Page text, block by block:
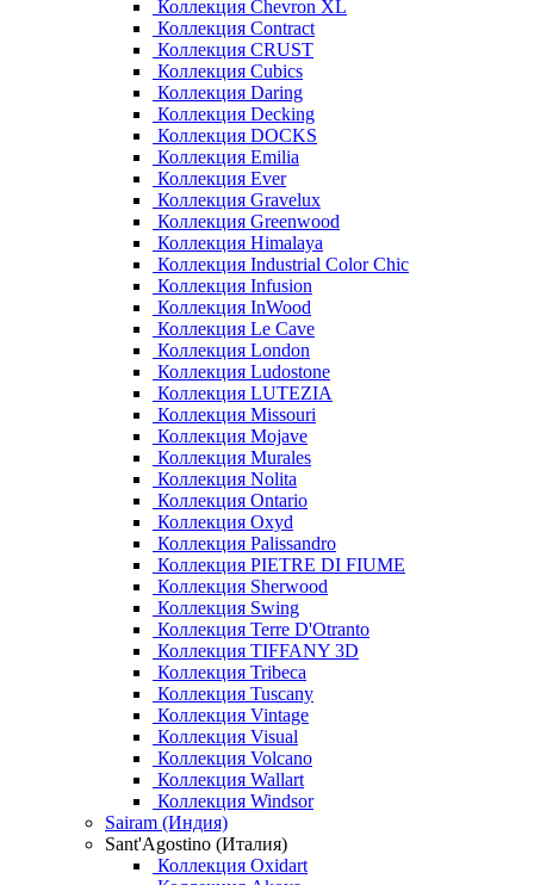
Коллекция Chevron XL
Коллекция Contract
Коллекция CRUST
Коллекция Cubics
Коллекция Daring
Коллекция Decking
Коллекция DOCKS
Коллекция Emilia
Коллекция Ever
Коллекция Gravelux
Коллекция Greenwood
Коллекция Himalaya
Коллекция Industrial Color Chic
Коллекция Infusion
Коллекция InWood
Коллекция Le Cave
Коллекция London
Коллекция Ludostone
Коллекция LUTEZIA
Коллекция Missouri
Коллекция Mojave
Коллекция Murales
Коллекция Nolita
Коллекция Ontario
Коллекция Oxyd
Коллекция Palissandro
Коллекция PIETRE DI FIUME
Коллекция Sherwood
Коллекция Swing
Коллекция Terre D'Otranto
Коллекция TIFFANY 3D
Коллекция Tribeca
Коллекция Tuscany
Коллекция Vintage
Коллекция Visual
Коллекция Volcano
Коллекция Wallart
Коллекция Windsor
Sairam (Индия)
Sant'Agostino (Италия)
Коллекция Oxidart